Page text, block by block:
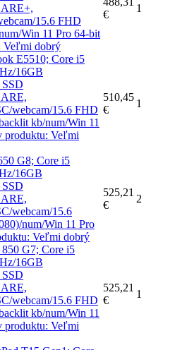
15.6 FHD
Win 11 Pro 64-bit
Veľmi dobrý
€
1
E5510; Core i5
16GB
webcam/15.6 FHD
kb/num/Win 11
produktu: Veľmi
510,45
€
1
G8; Core i5
16GB
webcam/15.6
num/Win 11 Pro
Veľmi dobrý
525,21
€
2
G7; Core i5
16GB
webcam/15.6 FHD
kb/num/Win 11
produktu: Veľmi
525,21
€
1